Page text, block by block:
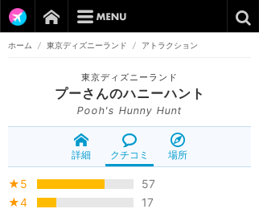
ホーム / 東京ディズニーランド / アトラクション
東京ディズニーランド
プーさんのハニーハント
Pooh's Hunny Hunt
詳細 クチコミ 場所
★5
57
★4
17